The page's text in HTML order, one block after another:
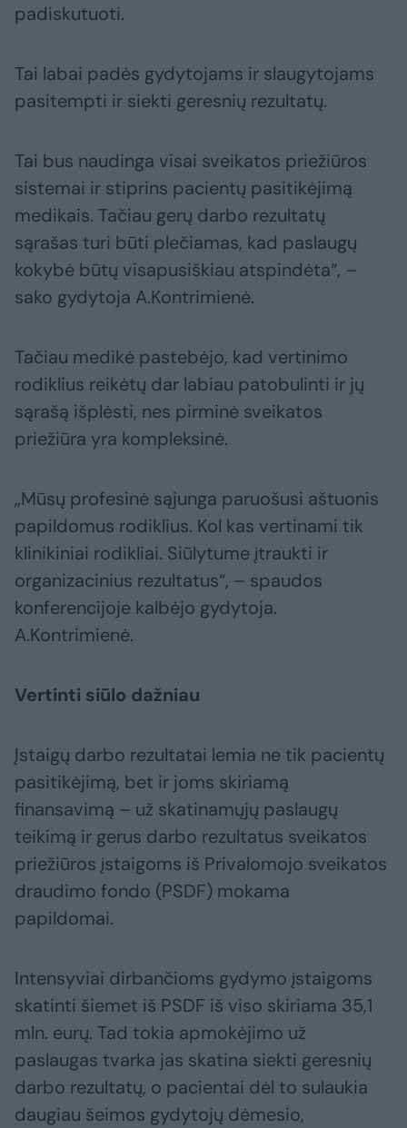
padiskutuoti.
Tai labai padės gydytojams ir slaugytojams
pasitempti ir siekti geresnių rezultatų.
Tai bus naudinga visai sveikatos priežiūros
sistemai ir stiprins pacientų pasitikėjimą
medikais. Tačiau gerų darbo rezultatų
sąrašas turi būti plečiamas, kad paslaugų
kokybė būtų visapusiškiau atspindėta“, –
sako gydytoja A.Kontrimienė.
Tačiau medikė pastebėjo, kad vertinimo
rodiklius reikėtų dar labiau patobulinti ir jų
sąrašą išplėsti, nes pirminė sveikatos
priežiūra yra kompleksinė.
„Mūsų profesinė sąjunga paruošusi aštuonis
papildomus rodiklius. Kol kas vertinami tik
klinikiniai rodikliai. Siūlytume įtraukti ir
organizacinius rezultatus“, – spaudos
konferencijoje kalbėjo gydytoja.
A.Kontrimienė.
Vertinti siūlo dažniau
Įstaigų darbo rezultatai lemia ne tik pacientų
pasitikėjimą, bet ir joms skiriamą
finansavimą – už skatinamųjų paslaugų
teikimą ir gerus darbo rezultatus sveikatos
priežiūros įstaigoms iš Privalomojo sveikatos
draudimo fondo (PSDF) mokama
papildomai.
Intensyviai dirbančioms gydymo įstaigoms
skatinti šiemet iš PSDF iš viso skiriama 35,1
mln. eurų. Tad tokia apmokėjimo už
paslaugas tvarka jas skatina siekti geresnių
darbo rezultatų, o pacientai dėl to sulaukia
daugiau šeimos gydytojų dėmesio,